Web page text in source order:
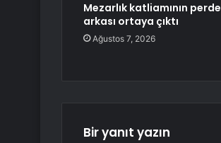
Mezarlık katliamının perde
arkası ortaya çıktı
Ağustos 7, 2026
Bir yanıt yazın